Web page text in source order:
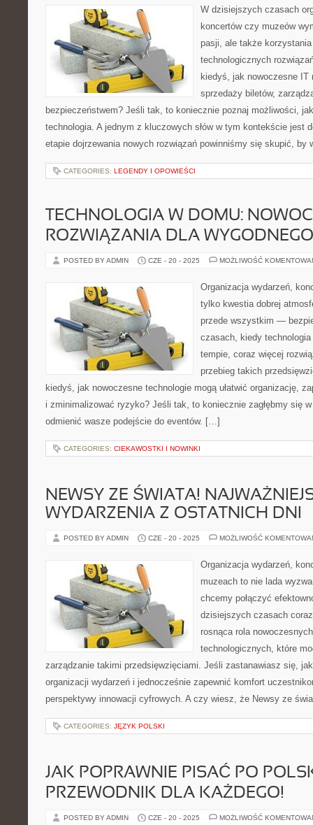
W dzisiejszych czasach
koncertów czy muzeów
pasji, ale także
technologicznych
kiedyś, jak nowoczesne IT
sprzedaży biletów,
bezpieczeństwem? Jeśli tak, to koniecznie poznaj możliwości,
technologia. A jednym z kluczowych słów w tym kontekście jest
etapie dojrzewania nowych rozwiązań powinniśmy się skupić,
CATEGORIES: LEGENDY I OPOWIEŚCI
TECHNOLOGIA W DOMU:
ROZWIĄZANIA DLA
POSTED BY ADMIN CZE - 20 - 2025 MOŻLIWOŚĆ
Organizacja wydarzeń,
tylko kwestia dobrej
przede wszystkim —
czasach, kiedy
tempie, coraz więcej
przebieg takich
kiedyś, jak nowoczesne technologie mogą ułatwić organizację,
i zminimalizować ryzyko? Jeśli tak, to koniecznie zagłębmy się
odmienić wasze podejście do eventów. […]
CATEGORIES: CIEKAWOSTKI I NOWINKI
NEWSY ZE ŚWIATA!
WYDARZENIA Z OSTATNICH DNI
POSTED BY ADMIN CZE - 20 - 2025 MOŻLIWOŚĆ
Organizacja wydarzeń,
muzeach to nie lada
chcemy połączyć
dzisiejszych czasach
rosnąca rola
technologicznych, które
zarządzanie takimi przedsięwzięciami. Jeśli zastanawiasz się,
organizacji wydarzeń i jednocześnie zapewnić komfort
perspektywy innowacji cyfrowych. A czy wiesz, że Newsy ze
CATEGORIES: JĘZYK POLSKI
JAK POPRAWNIE PISAĆ PO
PRZEWODNIK DLA KAŻDEGO!
POSTED BY ADMIN CZE - 20 - 2025 MOŻLIWOŚĆ